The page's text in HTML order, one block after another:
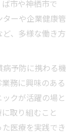
市や神栖市で
ーや企業健康管
、多様な働き方
予防に携わる機
務に興味のある
クが活躍の場と
取り組むこと
医療を実践でき